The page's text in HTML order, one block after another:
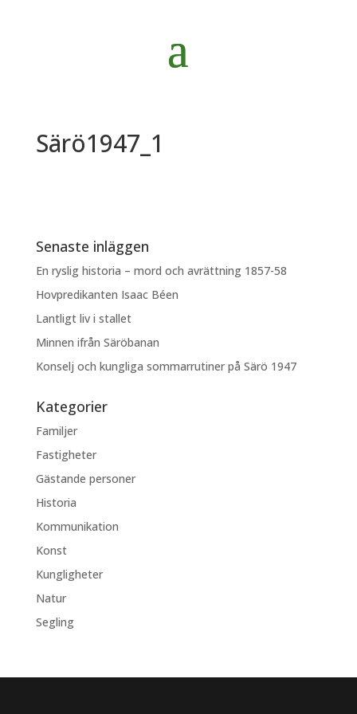
Särö1947_1
Senaste inläggen
En ryslig historia – mord och avrättning 1857-58
Hovpredikanten Isaac Béen
Lantligt liv i stallet
Minnen ifrån Säröbanan
Konselj och kungliga sommarrutiner på Särö 1947
Kategorier
Familjer
Fastigheter
Gästande personer
Historia
Kommunikation
Konst
Kungligheter
Natur
Segling